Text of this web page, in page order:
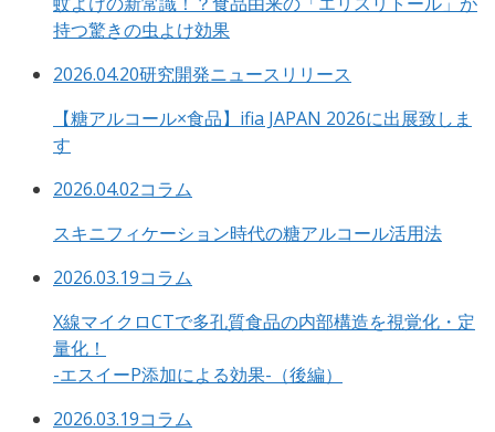
持つ驚きの虫よけ効果
2026.04.20研究開発ニュースリリース
【糖アルコール×食品】ifia JAPAN 2026に出展致しま
す
2026.04.02コラム
スキニフィケーション時代の糖アルコール活用法
2026.03.19コラム
X線マイクロCTで多孔質食品の内部構造を視覚化・定
量化！
-エスイーP添加による効果-（後編）
2026.03.19コラム